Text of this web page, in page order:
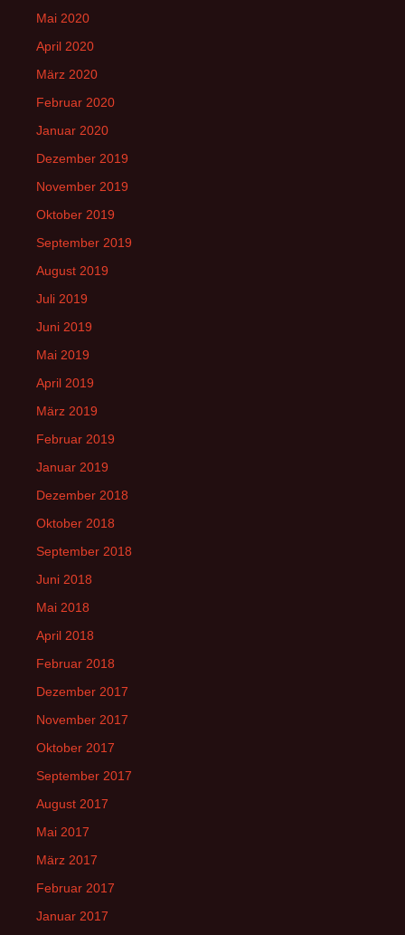
Mai 2020
April 2020
März 2020
Februar 2020
Januar 2020
Dezember 2019
November 2019
Oktober 2019
September 2019
August 2019
Juli 2019
Juni 2019
Mai 2019
April 2019
März 2019
Februar 2019
Januar 2019
Dezember 2018
Oktober 2018
September 2018
Juni 2018
Mai 2018
April 2018
Februar 2018
Dezember 2017
November 2017
Oktober 2017
September 2017
August 2017
Mai 2017
März 2017
Februar 2017
Januar 2017